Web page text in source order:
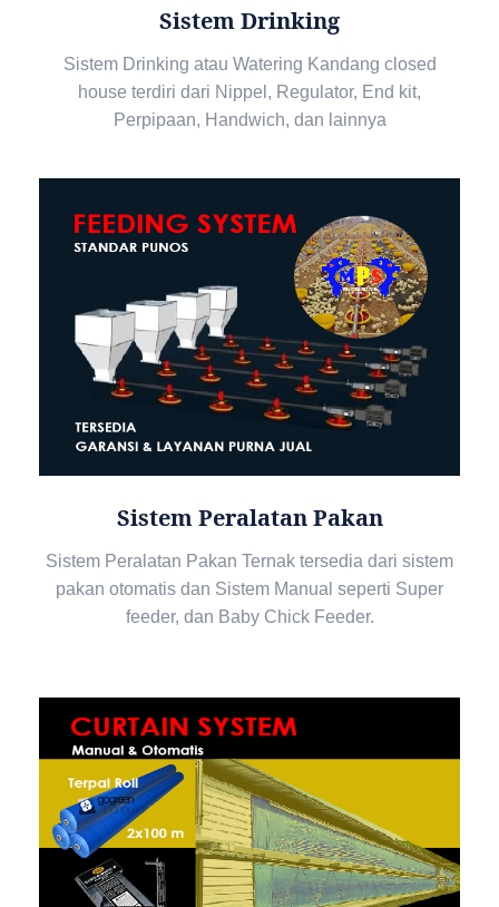
Sistem Drinking
Sistem Drinking atau Watering Kandang closed
house terdiri dari Nippel, Regulator, End kit,
Perpipaan, Handwich, dan lainnya
Sistem Peralatan Pakan
Sistem Peralatan Pakan Ternak tersedia dari sistem
pakan otomatis dan Sistem Manual seperti Super
feeder, dan Baby Chick Feeder.